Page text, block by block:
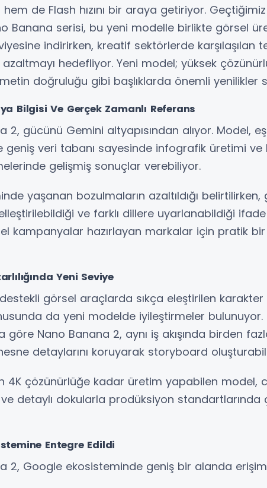
de Flash hızını bir araya getiriyor.
Banana serisi, bu yeni modelle birlikte görsel
indirirken, kreatif sektörlerde karşılaşılan
azaltmayı hedefliyor. Yeni model; yüksek
metin doğruluğu gibi başlıklarda önemli yenilikler
Bilgisi Ve Gerçek Zamanlı Referans
2, gücünü Gemini altyapısından alıyor. Model,
geniş veri tabanı sayesinde infografik üretimi ve
gelişmiş sonuçlar verebiliyor.
yaşanan bozulmaların azaltıldığı belirtilirken,
ve farklı dillere uyarlanabildiği
kampanyalar hazırlayan markalar için pratik
Yeni Seviye
görsel araçlarda sıkça eleştirilen
da yeni modelde iyileştirmeler bulunuyor.
göre Nano Banana 2, aynı iş akışında birden
detaylarını koruyarak storyboard
4K çözünürlüğe kadar üretim yapabilen model,
ve detaylı dokularla prodüksiyon standartlarında
Entegre Edildi
2, Google ekosisteminde geniş bir alanda